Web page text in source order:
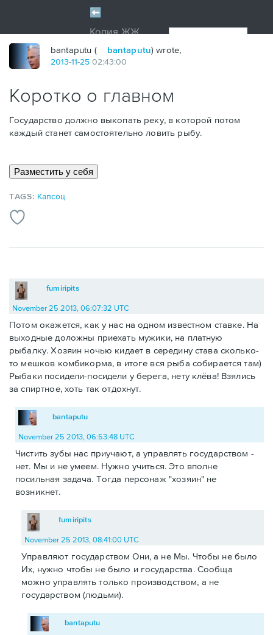
bantaputu ( bantaputu) wrote,
2013-11-25 02:43:00
Коротко о главном
Государство должно выкопать реку, в которой потом
каждый станет самостоятельно ловить рыбу.
TAGS: Капсоц
fumiripits
November 25 2013, 06:07:32 UTC
Потом окажется, как у нас на одном известном ставке. На
выходные доложны приехать мужики, на платную
рыбалку. Хозяин ночью кидает в середину става сколько-
то мешков комбикорма, в итоге вся рыба собирается там)
Рыбаки посидели-посидели у берега, нету клёва! Взялись
за спиртное, хоть так отдохнут.
bantaputu
November 25 2013, 06:53:48 UTC
Чистить зубы нас приучают, а управлять государством -
нет. Мы и не умеем. Нужно учиться. Это вполне
посильная задача. Тогда персонаж "хозяин" не
возникнет.
fumiripits
November 25 2013, 08:41:00 UTC
Управляют государством Они, а не Мы. Чтобы не было
Их, нужно чтобы не было и государства. Сообща
можно управлять только производством, а не
государством (людьми).
bantaputu